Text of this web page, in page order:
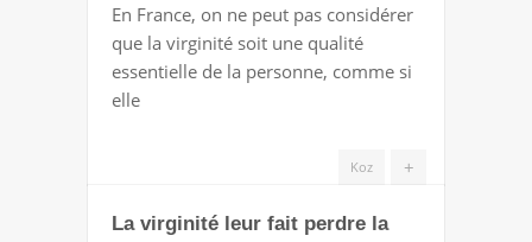
BIEN,
SOIT
:
MARIAGE
En France, on ne peut pas considérer
que la virginité soit une qualité
essentielle de la personne, comme si
elle
+
Koz
La virginité leur fait perdre la